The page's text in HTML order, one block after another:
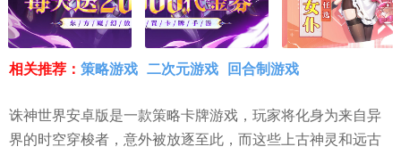
相关推荐： 策略游戏 二次元游戏 回合制游戏
诛神世界安卓版是一款策略卡牌游戏，玩家将化身为来自异
界的时空穿梭者，意外被放逐至此，而这些上古神灵和远古